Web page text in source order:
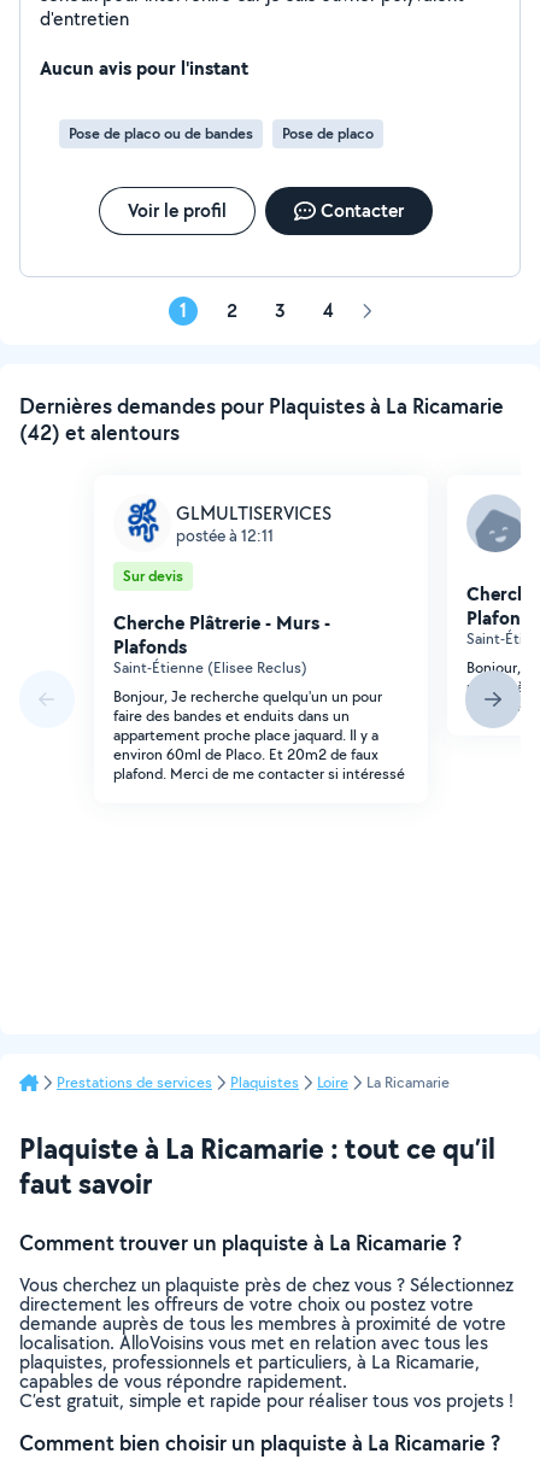
d'entretien
Aucun avis pour l'instant
Pose de placo ou de bandes Pose de placo
Voir le profil Contacter
1 2 3 4 Page
Dernières demandes pour Plaquistes à La Ricamarie
(42) et alentours
GLMULTISERVICES
postée à 12:11
Sur devis
Cherche Plâtrerie - Murs -
Plafonds
Saint-Étienne (Elisee Reclus)
Bonjour, Je recherche quelqu'un un pour
faire des bandes et enduits dans un
appartement proche place jaquard. Il y a
environ 60ml de Placo. Et 20m2 de faux
plafond. Merci de me contacter si intéressé
Plafonds
Saint-
Bonjour,
m'aider à
quelques
Prestations de services Plaquistes Loire La Ricamarie
Plaquiste à La Ricamarie : tout ce qu’il
faut savoir
Comment trouver un plaquiste à La Ricamarie ?
Vous cherchez un plaquiste près de chez vous ? Sélectionnez
directement les offreurs de votre choix ou postez votre
demande auprès de tous les membres à proximité de votre
localisation. AlloVoisins vous met en relation avec tous les
plaquistes, professionnels et particuliers, à La Ricamarie,
capables de vous répondre rapidement.
C’est gratuit, simple et rapide pour réaliser tous vos projets !
Comment bien choisir un plaquiste à La Ricamarie ?